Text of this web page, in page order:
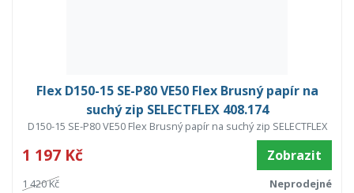
Flex D150-15 SE-P80 VE50 Flex Brusný papír na
suchý zip SELECTFLEX 408.174
D150-15 SE-P80 VE50 Flex Brusný papír na suchý zip SELECTFLEX
1 197 Kč Zobrazit
1 420 Kč Neprodejné